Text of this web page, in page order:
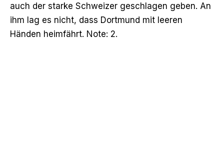
auch der starke Schweizer geschlagen geben. An
ihm lag es nicht, dass Dortmund mit leeren
Händen heimfährt. Note: 2.